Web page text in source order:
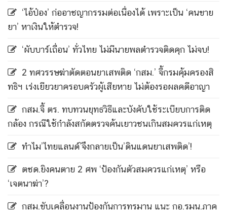
‘ไอ้ป๋อง’ ก่ออาชญากรรมต่อเนื่องได้ เพราะเป็น ‘คนขาย
ยา’ หาเงินให้ตำรวจ!
‘ผับบาร์เถื่อน’ ทั่วไทย ไม่มีนายพลตำรวจติดคุก ไม่จบ!
2 ทศวรรษฆ่าตัดตอนยาเสพติด ‘กสม.’ จี้กรมคุ้มครองสิ
ทธิฯ เร่งเยียวยาครอบครัวผู้เสียหาย ไม่ต้องรอผลคดีอาญา
กสม.จี้ ตร. ทบทวนยุทธวิธีและบังคับใช้ระเบียบการติด
กล้อง กรณีใช้กำลังสกัดตรวจค้นเยาวชนเกินสมควรแก่เหตุ
ทำไม’ไทยแลนด์’จึงกลายเป็น’ดินแดนยาเสพติด’!
ตชด.ยิงคนตาย 2 ศพ ‘ป้องกันตัวสมควรแก่เหตุ’ หรือ
‘เจตนาฆ่า’?
กสม.ขับเคลื่อนงานป้องกันการทรมาน แนะ กอ.รมน.ภาค